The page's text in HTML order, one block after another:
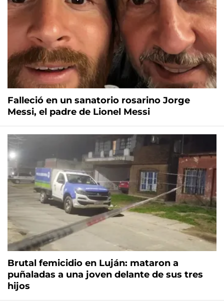
Falleció en un sanatorio rosarino Jorge
Messi, el padre de Lionel Messi
Brutal femicidio en Luján: mataron a
puñaladas a una joven delante de sus tres
hijos